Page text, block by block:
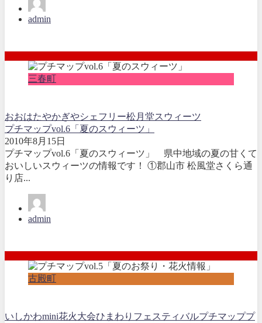
admin
三春町
おおはたやかぎやシェフリー松月堂スウィーツ
プチマップvol.6「夏のスウィーツ」
2010年8月15日
プチマップvol.6「夏のスウィーツ」 県中地域の夏の甘くて
おいしいスウィーツの情報です！ ①郡山市 松風堂さくら通
り店...
admin
古殿町
いしかわmini花火大会ひまわりフェスティバルプチマッププ